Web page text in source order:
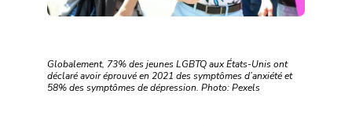
Globalement, 73% des jeunes LGBTQ aux États-Unis ont
déclaré avoir éprouvé en 2021 des symptômes d’anxiété et
58% des symptômes de dépression. Photo: Pexels